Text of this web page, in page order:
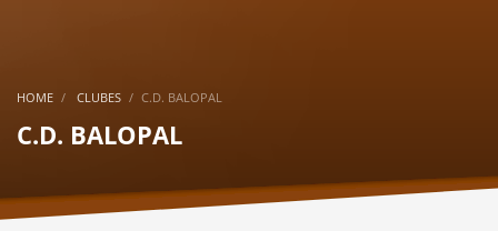
HOME CLUBES C.D. BALOPAL
C.D. BALOPAL